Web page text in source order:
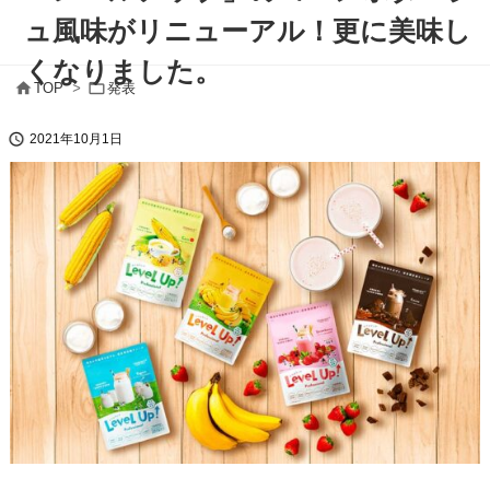
 TOP > 発表
ュ風味がリニューアル！更に美味し
くなりました。
 2021年10月1日